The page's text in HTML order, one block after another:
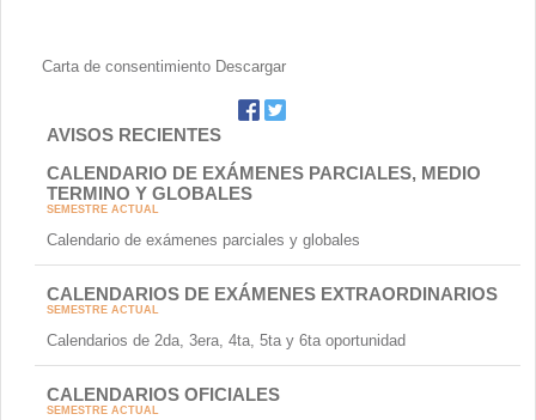
Carta de consentimiento Descargar
AVISOS RECIENTES
CALENDARIO DE EXÁMENES PARCIALES, MEDIO
TERMINO Y GLOBALES
SEMESTRE ACTUAL
Calendario de exámenes parciales y globales
CALENDARIOS DE EXÁMENES EXTRAORDINARIOS
SEMESTRE ACTUAL
Calendarios de 2da, 3era, 4ta, 5ta y 6ta oportunidad
CALENDARIOS OFICIALES
SEMESTRE ACTUAL